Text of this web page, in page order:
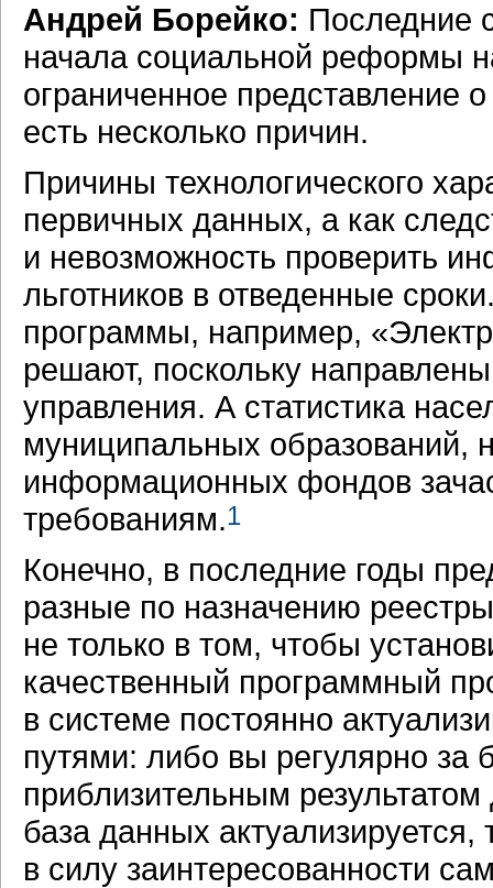
Андрей Борейко: Последние
начала социальной реформы
ограниченное представление
есть несколько причин.
Причины технологического
первичных данных, а как
и невозможность проверить
льготников в отведенные
программы, например,
решают, поскольку
управления. А статистика
муниципальных образований,
информационных фондов
требованиям.1
Конечно, в последние годы
разные по назначению
не только в том, чтобы
качественный программный
в системе постоянно
путями: либо вы регулярно за
приблизительным
база данных
в силу заинтересованности